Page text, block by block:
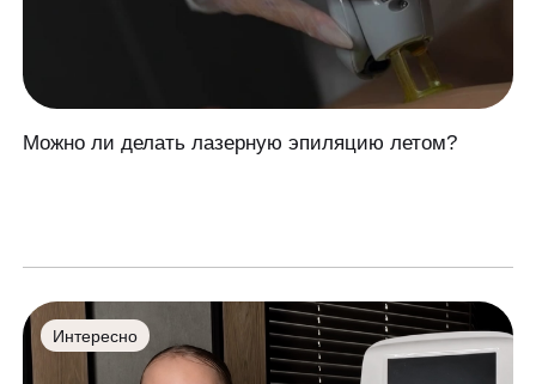
Можно ли делать лазерную эпиляцию летом?
Интересно